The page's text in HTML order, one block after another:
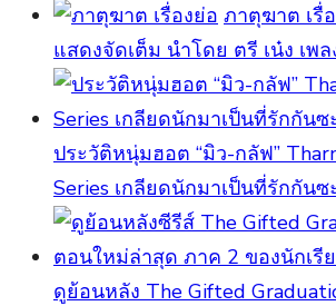
ภาตุฆาต เรื่
แสดงจัดเต็ม นำโดย ตรี เน๋ง เพ
ประวัติหนุ่มฮอต “มิว-กลัฟ”
Series เกลียดนักมาเป็นที่รักกันซ
ดูย้อนหลัง The Gifted